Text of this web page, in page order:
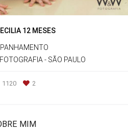
12 MESES
- SÃO PAULO
1120 2
MIM